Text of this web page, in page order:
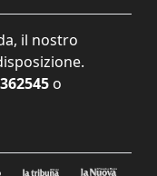
il nostro
o